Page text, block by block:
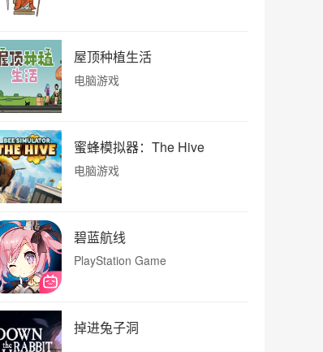
屋顶种植生活
电脑游戏
蜜蜂模拟器：The Hive
电脑游戏
碧蓝航线
PlayStation Game
掉进兔子洞